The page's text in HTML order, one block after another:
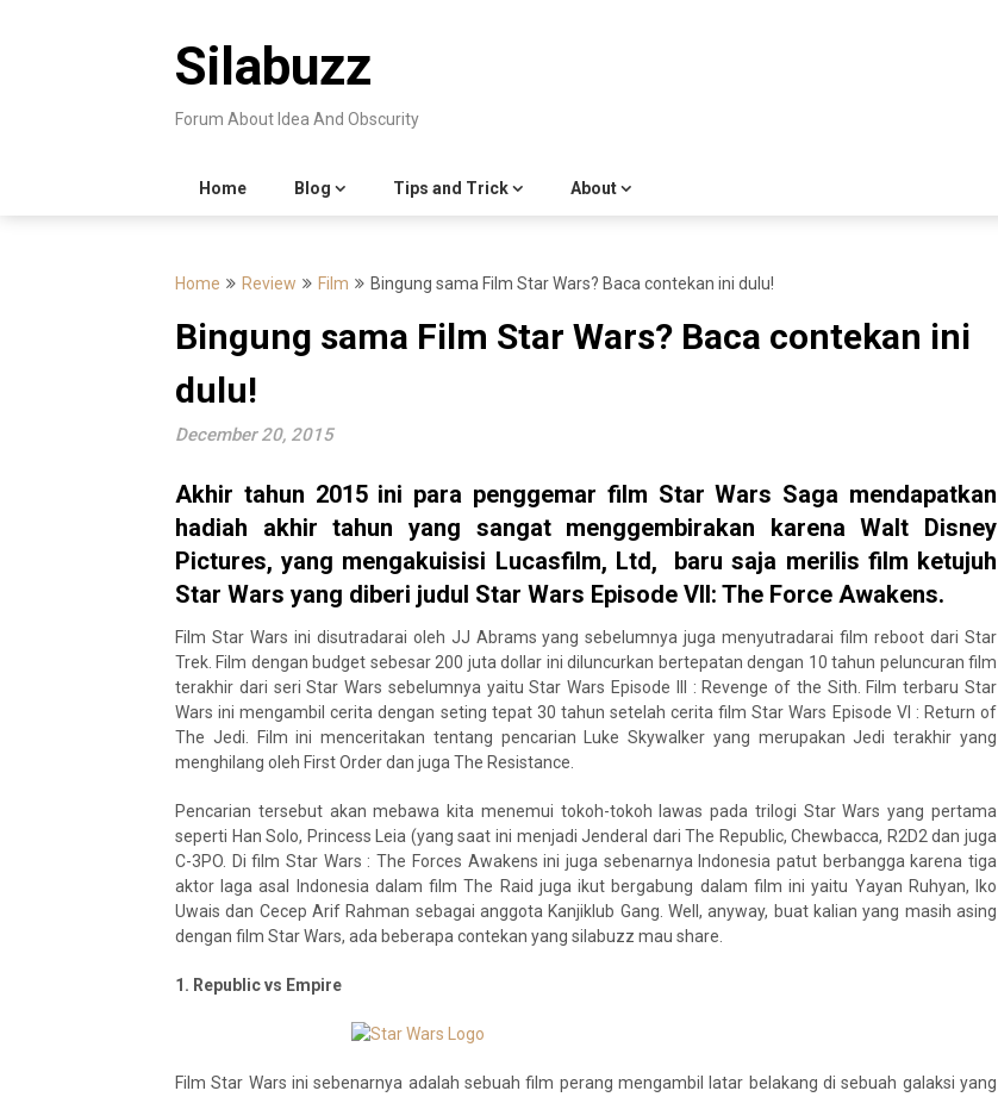
Silabuzz
Forum About Idea And Obscurity
Home Blog Tips and Trick About
Home Review Film Bingung sama Film Star Wars? Baca contekan ini dulu!
Bingung sama Film Star Wars? Baca contekan ini
dulu!
December 20, 2015
Akhir tahun 2015 ini para penggemar film Star Wars Saga mendapatkan
hadiah akhir tahun yang sangat menggembirakan karena Walt Disney
Pictures, yang mengakuisisi Lucasfilm, Ltd, baru saja merilis film ketujuh
Star Wars yang diberi judul Star Wars Episode VII: The Force Awakens.
Film Star Wars ini disutradarai oleh JJ Abrams yang sebelumnya juga menyutradarai film reboot dari Star
Trek. Film dengan budget sebesar 200 juta dollar ini diluncurkan bertepatan dengan 10 tahun peluncuran film
terakhir dari seri Star Wars sebelumnya yaitu Star Wars Episode III : Revenge of the Sith. Film terbaru Star
Wars ini mengambil cerita dengan seting tepat 30 tahun setelah cerita film Star Wars Episode VI : Return of
The Jedi. Film ini menceritakan tentang pencarian Luke Skywalker yang merupakan Jedi terakhir yang
menghilang oleh First Order dan juga The Resistance.
Pencarian tersebut akan mebawa kita menemui tokoh-tokoh lawas pada trilogi Star Wars yang pertama
seperti Han Solo, Princess Leia (yang saat ini menjadi Jenderal dari The Republic, Chewbacca, R2D2 dan juga
C-3PO. Di film Star Wars : The Forces Awakens ini juga sebenarnya Indonesia patut berbangga karena tiga
aktor laga asal Indonesia dalam film The Raid juga ikut bergabung dalam film ini yaitu Yayan Ruhyan, Iko
Uwais dan Cecep Arif Rahman sebagai anggota Kanjiklub Gang. Well, anyway, buat kalian yang masih asing
dengan film Star Wars, ada beberapa contekan yang silabuzz mau share.
1. Republic vs Empire
Film Star Wars ini sebenarnya adalah sebuah film perang mengambil latar belakang di sebuah galaksi yang